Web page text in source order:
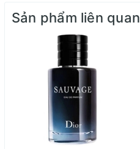
Nhóm nước hoa:
Sản phẩm liên quan